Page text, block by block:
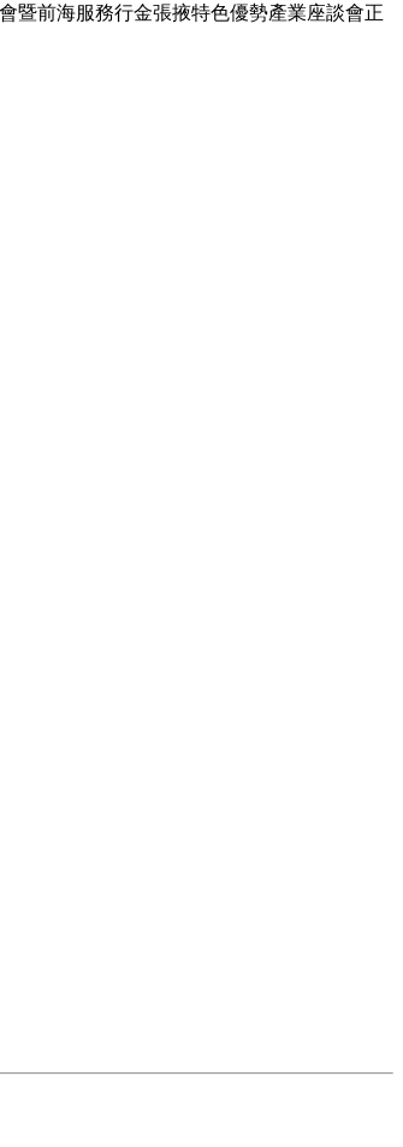
暨前海服務行金張掖特色優勢產業座談會正